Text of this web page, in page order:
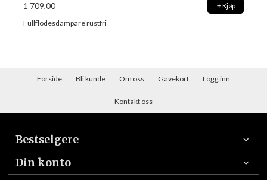
1 709,00 Kjøp
Fullflödesdämpare rustfri
Forside Bli kunde Om oss Gavekort Logg inn
Kontakt oss
Bestselgere
Din konto